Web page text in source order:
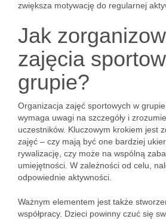
zwiększa motywację do regularnej
Jak
zajęcia
grupie?
Organizacja zajęć sportowych w
wymaga uwagi na szczegóły i
uczestników. Kluczowym krokiem jest
zajęć – czy mają być one bardziej
rywalizację, czy może na wspólną
umiejętności. W zależności od celu,
odpowiednie aktywności.
Ważnym elementem jest także
współpracy. Dzieci powinny czuć się